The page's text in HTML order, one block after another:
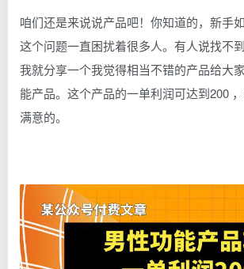
咱们还是来说说产品吧！你知道的，新手
这个问题一直困扰着很多人。有人说找不
我就分享一个我觉得相当不错的产品给大
能产品。这个产品的一单利润可达到200
满意的。